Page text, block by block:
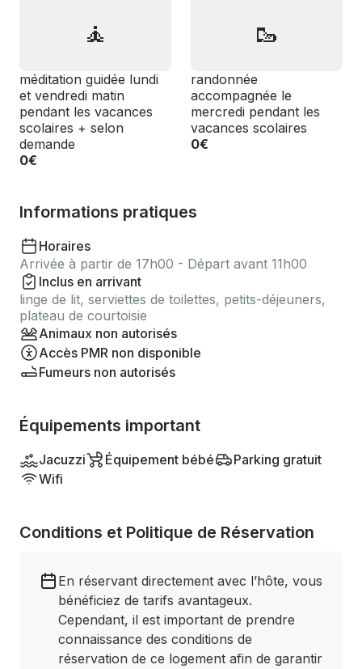
🧘
méditation guidée lundi
et vendredi matin
pendant les vacances
scolaires + selon
demande
0€
🥾
randonnée
accompagnée le
mercredi pendant les
vacances scolaires
0€
Informations pratiques
Horaires
Arrivée à partir de 17h00 - Départ avant 11h00
Inclus en arrivant
linge de lit, serviettes de toilettes, petits-déjeuners,
plateau de courtoisie
Animaux non autorisés
Accès PMR non disponible
Fumeurs non autorisés
Équipements important
Jacuzzi Équipement bébé
Parking gratuit
Wifi
Conditions et Politique de Réservation
En réservant directement avec l’hôte, vous
bénéficiez de tarifs avantageux.
Cependant, il est important de prendre
connaissance des conditions de
réservation de ce logement afin de garantir